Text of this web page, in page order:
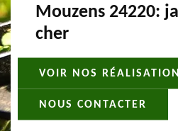
Mouzens 24220:
cher
VOIR NOS
NOUS CONTACTER